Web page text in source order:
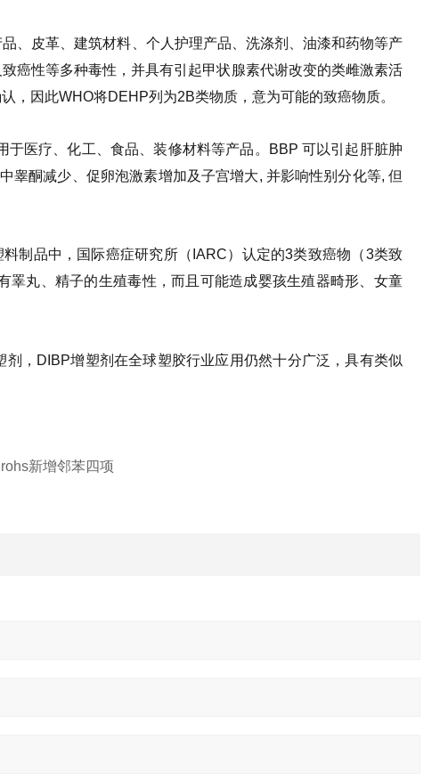
、皮革、建筑材料、个人护理产品、洗涤剂、油漆和药物等产
癌性等多种毒性，并具有引起甲状腺素代谢改变的类雌激素活
，因此WHO将DEHP列为2B类物质，意为可能的致癌物质。
医疗、化工、食品、装修材料等产品。BBP 可以引起肝脏肿
睾酮减少、促卵泡激素增加及子宫增大, 并影响性别分化等, 但
制品中，国际癌症研究所（IARC）认定的3类致癌物（3类致
丸、精子的生殖毒性，而且可能造成婴孩生殖器畸形、女童
，DIBP增塑剂在全球塑胶行业应用仍然十分广泛，具有类似